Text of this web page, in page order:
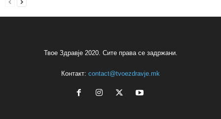
Твое Здравје 2020. Сите права се задржани.
Контакт: contact@tvoezdravje.mk